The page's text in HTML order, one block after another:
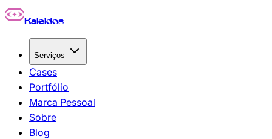
Pular para o conteúdo principal
Kaleidos
Serviços
Cases
Portfólio
Marca Pessoal
Sobre
Blog